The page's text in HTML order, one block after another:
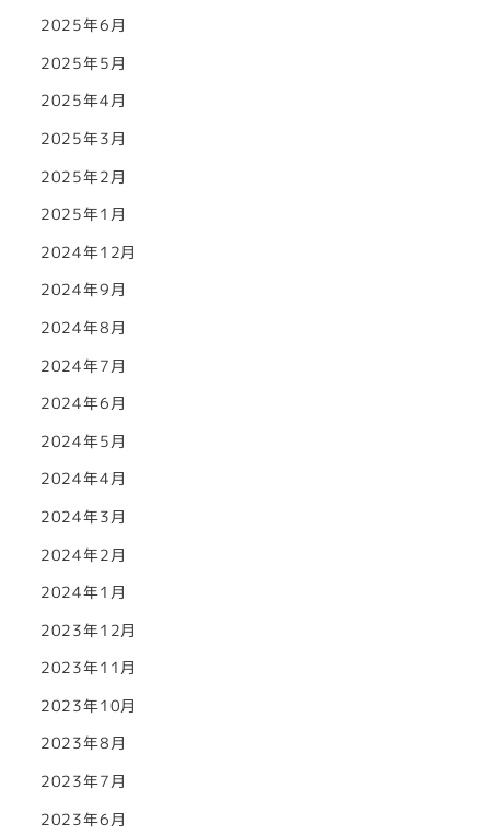
2025年6月
2025年5月
2025年4月
2025年3月
2025年2月
2025年1月
2024年12月
2024年9月
2024年8月
2024年7月
2024年6月
2024年5月
2024年4月
2024年3月
2024年2月
2024年1月
2023年12月
2023年11月
2023年10月
2023年8月
2023年7月
2023年6月